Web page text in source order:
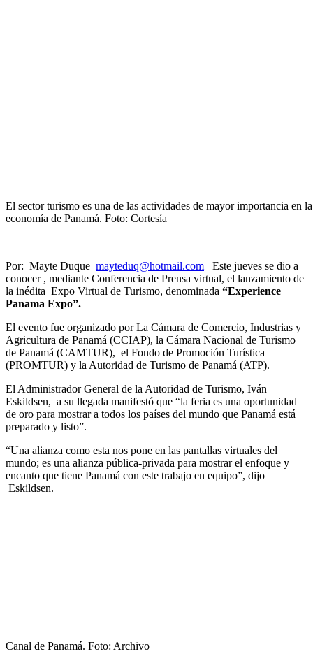
El sector turismo es una de las actividades de mayor importancia en la
economía de Panamá. Foto: Cortesía
Por: Mayte Duque mayteduq@hotmail.com Este jueves se dio a
conocer , mediante Conferencia de Prensa virtual, el lanzamiento de
la inédita Expo Virtual de Turismo, denominada “Experience
Panama Expo”.
El evento fue organizado por La Cámara de Comercio, Industrias y
Agricultura de Panamá (CCIAP), la Cámara Nacional de Turismo
de Panamá (CAMTUR), el Fondo de Promoción Turística
(PROMTUR) y la Autoridad de Turismo de Panamá (ATP).
El Administrador General de la Autoridad de Turismo, Iván
Eskildsen, a su llegada manifestó que “la feria es una oportunidad
de oro para mostrar a todos los países del mundo que Panamá está
preparado y listo”.
“Una alianza como esta nos pone en las pantallas virtuales del
mundo; es una alianza pública-privada para mostrar el enfoque y
encanto que tiene Panamá con este trabajo en equipo”, dijo
Eskildsen.
Canal de Panamá. Foto: Archivo